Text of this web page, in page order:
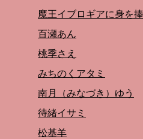
魔王イブロギアに身を
百瀬あん
桃季さえ
みちのくアタミ
南月（みなづき）ゆう
待緒イサミ
松基羊